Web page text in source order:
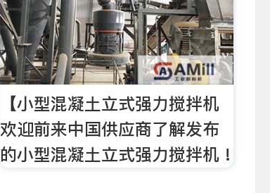
【小型混凝土立式强力搅拌机
欢迎前来中国供应商了解发布
的小型混凝土立式强力搅拌机 !